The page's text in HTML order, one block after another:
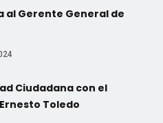
al Gerente General de
Ciudadana con el
Toledo